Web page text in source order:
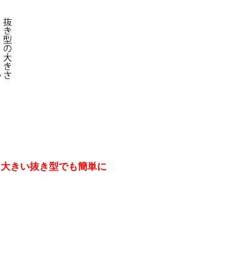
大きい抜き型でも簡単に